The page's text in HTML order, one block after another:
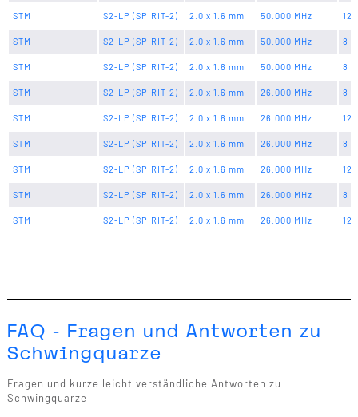
STM S2-LP (SPIRIT-2) 2.0 x 1.6 mm 50.000 MHz 12
STM S2-LP (SPIRIT-2) 2.0 x 1.6 mm 50.000 MHz 8
STM S2-LP (SPIRIT-2) 2.0 x 1.6 mm 50.000 MHz 8
STM S2-LP (SPIRIT-2) 2.0 x 1.6 mm 26.000 MHz 8
STM S2-LP (SPIRIT-2) 2.0 x 1.6 mm 26.000 MHz 12
STM S2-LP (SPIRIT-2) 2.0 x 1.6 mm 26.000 MHz 8
STM S2-LP (SPIRIT-2) 2.0 x 1.6 mm 26.000 MHz 12
STM S2-LP (SPIRIT-2) 2.0 x 1.6 mm 26.000 MHz 8
STM S2-LP (SPIRIT-2) 2.0 x 1.6 mm 26.000 MHz 12
FAQ - Fragen und Antworten zu
Schwingquarze
Fragen und kurze leicht verständliche Antworten zu
Schwingquarze